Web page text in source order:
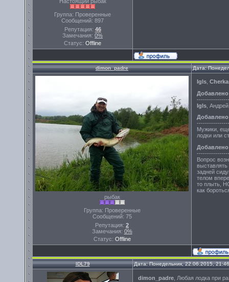
Группа: Проверенные
Сообщений: 897
Репутация: 46
Замечания: 0%
Статус: Offline
dimon_padre Дата:
рыбак
Группа: Проверенные
Сообщений: 75
Репутация: 2
Замечания: 0%
Статус: Offline
Igls
Добавлено
Igls ,
Добавлено
Мужики,
лодки или
Добавлено
Вопрос
выставлять
задней
телом
то плыть,
как
IDL79 Дата: Понедельник, 22.06.2015,
dimon_padre , Любая лодка при